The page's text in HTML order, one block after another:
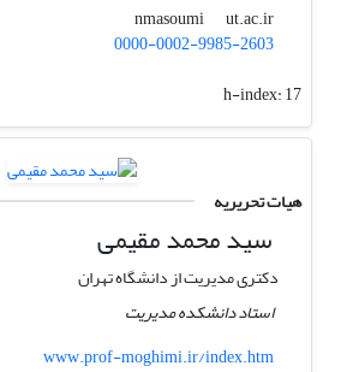
nmasoumi
ut.ac.ir
0000-0002-9985-2603
h-index:17
هیات تحریریه
سید محمد مقیمی
دکتری مدیریت از دانشگاه تهران
استاد دانشکده مدیریت
www.prof-moghimi.ir/index.htm